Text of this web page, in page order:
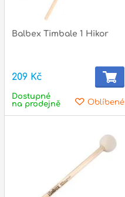
Noty a knihy
Služby
Ostatní
Balbex Timbale 1 Hikor
209 Kč
Oblíbené
Dostupné
na prodejně